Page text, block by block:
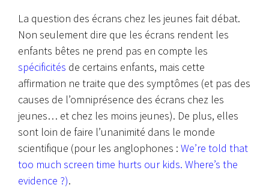
La question des écrans chez les jeunes fait débat.
Non seulement dire que les écrans rendent les
enfants bêtes ne prend pas en compte les
spécificités de certains enfants, mais cette
affirmation ne traite que des symptômes (et pas des
causes de l’omniprésence des écrans chez les
jeunes… et chez les moins jeunes). De plus, elles
sont loin de faire l’unanimité dans le monde
scientifique (pour les anglophones : We’re told that
too much screen time hurts our kids. Where’s the
evidence ?).